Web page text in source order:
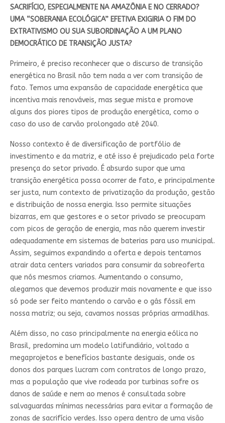
SACRIFÍCIO, ESPECIALMENTE NA AMAZÔNIA E NO CERRADO?
UMA “SOBERANIA ECOLÓGICA” EFETIVA EXIGIRIA O FIM DO
EXTRATIVISMO OU SUA SUBORDINAÇÃO A UM PLANO
DEMOCRÁTICO DE TRANSIÇÃO JUSTA?
Primeiro, é preciso reconhecer que o discurso de transição
energética no Brasil não tem nada a ver com transição de
fato. Temos uma expansão de capacidade energética que
incentiva mais renováveis, mas segue mista e promove
alguns dos piores tipos de produção energética, como o
caso do uso de carvão prolongado até 2040.
Nosso contexto é de diversificação de portfólio de
investimento e da matriz, e até isso é prejudicado pela forte
presença do setor privado. É absurdo supor que uma
transição energética possa ocorrer de fato, e principalmente
ser justa, num contexto de privatização da produção, gestão
e distribuição de nossa energia. Isso permite situações
bizarras, em que gestores e o setor privado se preocupam
com picos de geração de energia, mas não querem investir
adequadamente em sistemas de baterias para uso municipal.
Assim, seguimos expandindo a oferta e depois tentamos
atrair data centers variados para consumir da sobreoferta
que nós mesmos criamos. Aumentando o consumo,
alegamos que devemos produzir mais novamente e que isso
só pode ser feito mantendo o carvão e o gás fóssil em
nossa matriz; ou seja, cavamos nossas próprias armadilhas.
Além disso, no caso principalmente na energia eólica no
Brasil, predomina um modelo latifundiário, voltado a
megaprojetos e benefícios bastante desiguais, onde os
donos dos parques lucram com contratos de longo prazo,
mas a população que vive rodeada por turbinas sofre os
danos de saúde e nem ao menos é consultada sobre
salvaguardas mínimas necessárias para evitar a formação de
zonas de sacrifício verdes. Isso opera dentro de uma visão